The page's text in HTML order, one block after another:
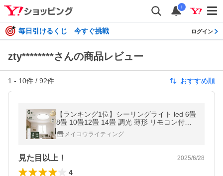
i
毎日引けるくじ 今すぐ挑戦 ログイン
zty********さんの商品レビュー
1 - 10件 / 92件 おすすめ順
【ランキング1位】シーリングライト led 6畳
8畳 10畳12畳 14畳 調光 薄形 リモコン付き
LEDシーリングライト 照明器具 おしゃれ 常
夜灯タイマー洋室 和室
メイコウライティング
見た目以上！ 2025/6/28
4